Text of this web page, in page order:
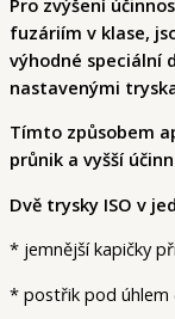
fuzáriím v klase,
výhodné speciální
nastavenými
Tímto způsobem
průnik a vyšší
Dvě trysky ISO v
* jemnější kapičky
* postřik pod úhlem